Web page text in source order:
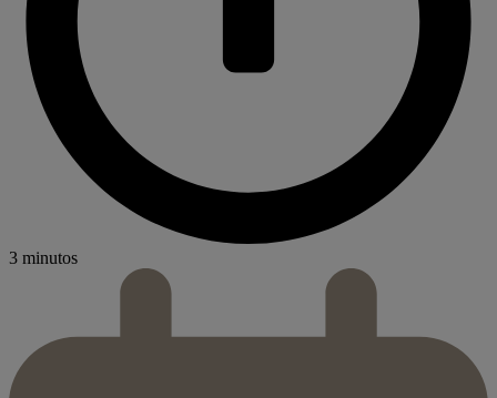
3 minutos